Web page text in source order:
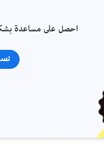
احصل على مساعدة